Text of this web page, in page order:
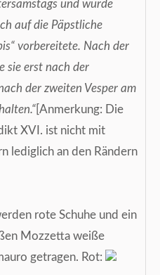
und wurde
auf die Päpstliche
vorbereitete. Nach der
sie erst nach der
der zweiten Vesper am
[Anmerkung: Die
XVI. ist nicht mit
lediglich an den Rändern
rote Schuhe und ein
Mozzetta weiße
getragen. Rot: